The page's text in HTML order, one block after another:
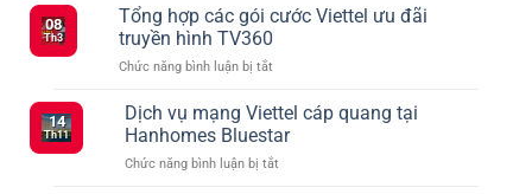
cước
hội
tháng
2
Điều
Khi
Ký
5G
–
08
Th3
Tổng hợp các gói cước Viettel ưu đãi
truyền hình TV360
Chức năng bình luận bị tắt
hợp
gói
cước
14
Th11
Dịch vụ mạng Viettel cáp quang tại
Hanhomes Bluestar
Chức năng bình luận bị tắt